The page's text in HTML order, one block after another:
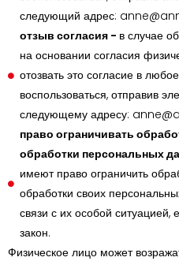
следующий адрес:
отзыв согласия - в случае
на основании согласия
отозвать это согласие в
воспользоваться, отправив
следующему адресу:
право ограничивать
обработки персональных
имеют право ограничить
обработки своих
связи с их особой ситуацией,
закон.
Физическое лицо может